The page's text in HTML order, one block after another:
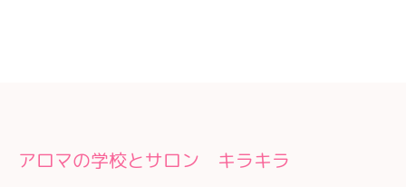
アロマの学校とサロン キラキラ